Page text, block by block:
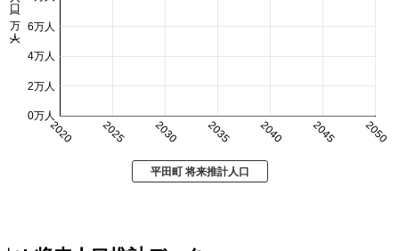
2020 2025 2030 2035 2040 2045 2050
0万人
2万人
4万人
6万人
人口 (万人)
平田町 将来推計人口